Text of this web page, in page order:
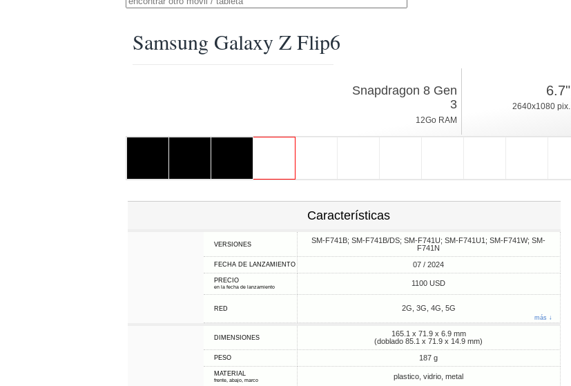
Samsung Galaxy Z Flip6
187g, espesor 6.9mm
Snapdragon 8 Gen
3
12Go RAM
6.7"
2640x1080 pix.
Características
VERSIONES
SM-F741B; SM-F741B/DS; SM-F741U; SM-F741U1; SM-F741W; SM-
F741N
FECHA DE LANZAMIENTO 07 / 2024
PRECIO
en la fecha de lanzamiento 1100 USD
RED 2G, 3G, 4G, 5G
más ↓
DIMENSIONES
165.1 x 71.9 x 6.9 mm
(doblado 85.1 x 71.9 x 14.9 mm)
PESO 187 g
MATERIAL
frente, abajo, marco plastico, vidrio, metal